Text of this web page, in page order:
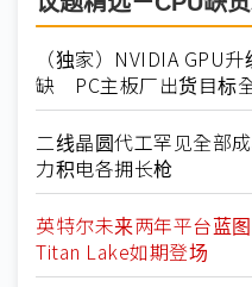
（独家）NVIDIA GPU
缺 PC主板厂出货目标
二线晶圆代工罕见全部
力积电各拥长枪
英特尔未来两年平台蓝
Titan Lake如期登场